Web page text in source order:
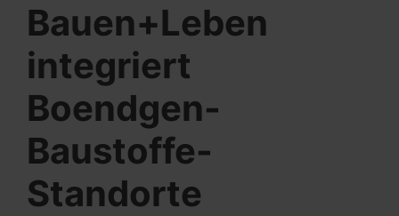
Bauen+Leben
integriert
Boendgen-
Baustoffe-
Standorte